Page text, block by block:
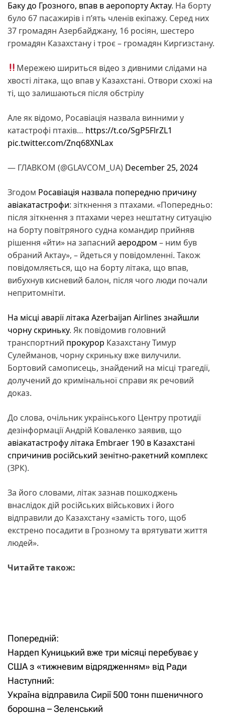
Баку до Грозного, впав в аеропорту Актау. На борту
було 67 пасажирів і п’ять членів екіпажу. Серед них
37 громадян Азербайджану, 16 росіян, шестеро
громадян Казахстану і троє – громадян Киргизстану.
Мережею шириться відео з дивними слідами на
хвості літака, що впав у Казахстані. Отвори схожі на
ті, що залишаються після обстрілу
Але як відомо, Росавіація назвала винними у
катастрофі птахів… https://t.co/SgP5FlrZL1
pic.twitter.com/Znq68XNLax
— ГЛАВКОМ (@GLAVCOM_UA) December 25, 2024
Згодом Росавіація назвала попередню причину
авіакатастрофи: зіткнення з птахами. «Попередньо:
після зіткнення з птахами через нештатну ситуацію
на борту повітряного судна командир прийняв
рішення «йти» на запасний аеродром – ним був
обраний Актау», – йдеться у повідомленні. Також
повідомляється, що на борту літака, що впав,
вибухнув кисневий балон, після чого люди почали
непритомніти.
На місці аварії літака Azerbaijan Airlines знайшли
чорну скриньку. Як повідомив головний
транспортний прокурор Казахстану Тимур
Сулейманов, чорну скриньку вже вилучили.
Бортовий самописець, знайдений на місці трагедії,
долучений до кримінальної справи як речовий
доказ.
До слова, очільник українського Центру протидії
дезінформації Андрій Коваленко заявив, що
авіакатастрофу літака Embraer 190 в Казахстані
спричинив російський зенітно-ракетний комплекс
(ЗРК).
За його словами, літак зазнав пошкоджень
внаслідок дій російських військових і його
відправили до Казахстану «замість того, щоб
екстрено посадити в Грозному та врятувати життя
людей».
Читайте також:
Н
а
в
і
Попередній:
Нардеп Куницький вже три місяці перебуває у
США з «тижневим відрядженням» від Ради
Наступний:
Україна відправила Сирії 500 тонн пшеничного
борошна – Зеленський